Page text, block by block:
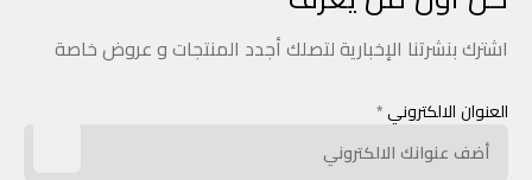
اشترك بنشرتنا الإخبارية لتصلك أجدد المنتجات و عروض خاصة
العنوان الالكتروني *